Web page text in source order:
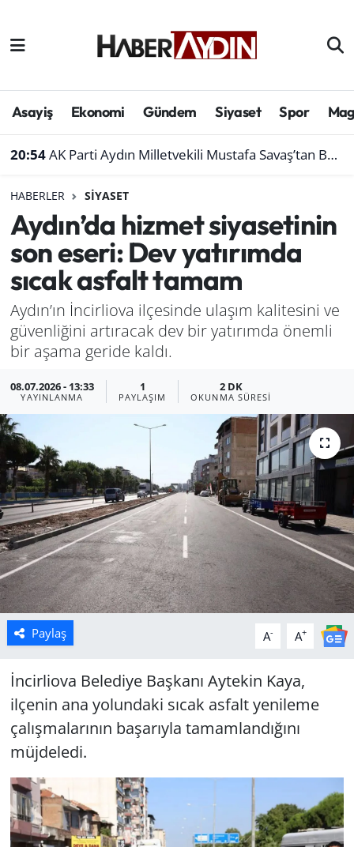
Asayiş Ekonomi Gündem Siyaset Spor
20:54AK Parti Aydın Milletvekili Mustafa Savaş’tan Bakan Yumaklı’ya ziyaret
HABERLER SIYASET
Aydın’da hizmet siyasetinin
son eseri: Dev yatırımda
sıcak asfalt tamam
Aydın’ın İncirliova ilçesinde ulaşım kalitesini ve
güvenliğini artıracak dev bir yatırımda önemli
bir aşama geride kaldı.
08.07.2026 - 13:33
YAYINLANMA
1
PAYLAŞIM
2 DK
OKUNMA SÜRESI
Paylaş A- A+
İncirliova Belediye Başkanı Aytekin Kaya,
ilçenin ana yolundaki sıcak asfalt yenileme
çalışmalarının başarıyla tamamlandığını
müjdeledi.
Afyonkarahisar
Çevre
Genel
Haber
Izmir
Kütahya
Manisa
Politika
Uşak
Aydın Hava Durumu
Süper Lig Puan Durumu ve Fikstür
Son Dakika Haberleri
Haber Arşivi